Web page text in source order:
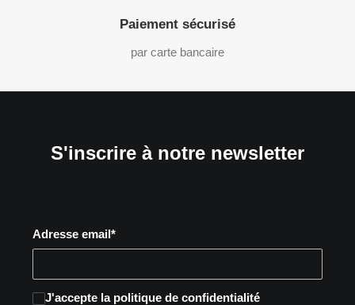
Paiement sécurisé
par carte bancaire
S'inscrire à notre newsletter
Adresse email*
J'accepte la politique de confidentialité